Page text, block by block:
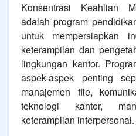
Konsentrasi Keahlian
adalah program
untuk mempersiapkan
keterampilan dan
lingkungan kantor.
aspek-aspek penting
manajemen file,
teknologi kantor,
keterampilan interpersonal.